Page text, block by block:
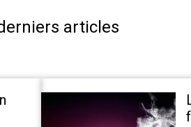
articles